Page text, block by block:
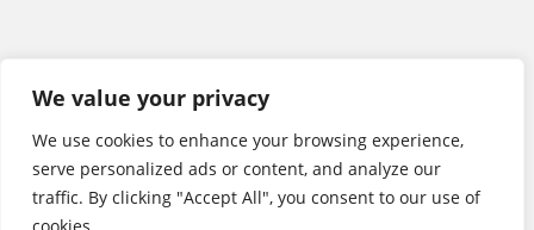
We value your privacy
We use cookies to enhance your browsing experience,
serve personalized ads or content, and analyze our
traffic. By clicking "Accept All", you consent to our use of